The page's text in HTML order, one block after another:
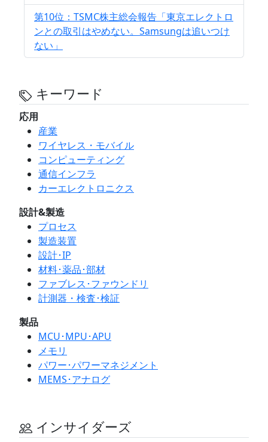
第10位：TSMC株主総会報告「東京エレクトロ
ンとの取引はやめない。Samsungは追いつけ
ない」
キーワード
応用
産業
ワイヤレス・モバイル
コンピューティング
通信インフラ
カーエレクトロニクス
設計&製造
プロセス
製造装置
設計･IP
材料･薬品･部材
ファブレス･ファウンドリ
計測器・検査･検証
製品
MCU･MPU･APU
メモリ
パワー･パワーマネジメント
MEMS･アナログ
インサイダーズ